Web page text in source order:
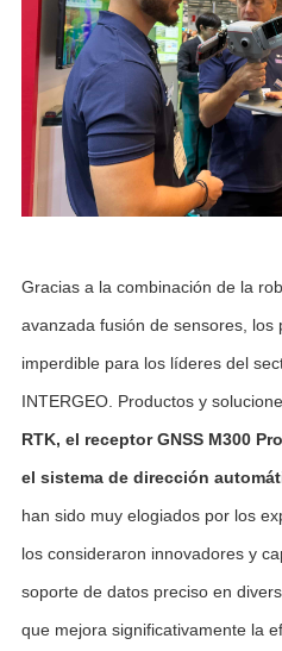
Gracias a la combinación de la
avanzada fusión de sensores, los
imperdible para los líderes del
INTERGEO. Productos y
RTK, el receptor GNSS M300
el sistema de dirección
han sido muy elogiados por los
los consideraron innovadores y
soporte de datos preciso en
que mejora significativamente la